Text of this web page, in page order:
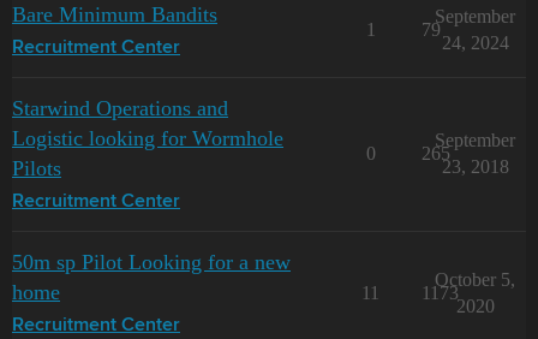
Bare Minimum Bandits
Recruitment Center
1 79
September
24, 2024
Starwind Operations and
Logistic looking for Wormhole
Pilots
Recruitment Center
0 265
September
23, 2018
50m sp Pilot Looking for a new
home
Recruitment Center
11 1173
October 5,
2020